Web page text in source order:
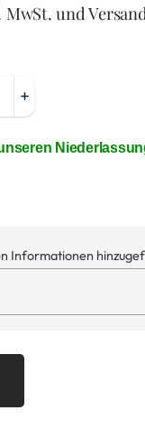
MwSt. und
Informationen